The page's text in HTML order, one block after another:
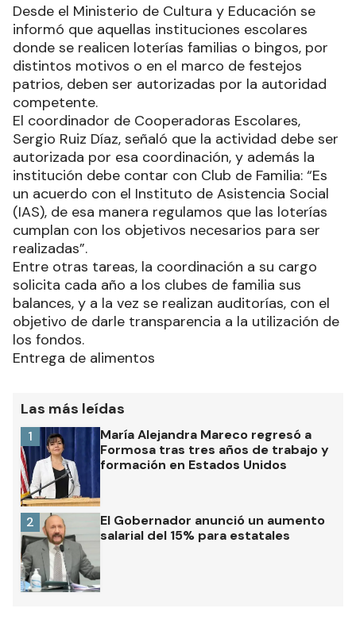
Desde el Ministerio de Cultura y Educación se
informó que aquellas instituciones escolares
donde se realicen loterías familias o bingos, por
distintos motivos o en el marco de festejos
patrios, deben ser autorizadas por la autoridad
competente.
El coordinador de Cooperadoras Escolares,
Sergio Ruiz Díaz, señaló que la actividad debe ser
autorizada por esa coordinación, y además la
institución debe contar con Club de Familia: “Es
un acuerdo con el Instituto de Asistencia Social
(IAS), de esa manera regulamos que las loterías
cumplan con los objetivos necesarios para ser
realizadas”.
Entre otras tareas, la coordinación a su cargo
solicita cada año a los clubes de familia sus
balances, y a la vez se realizan auditorías, con el
objetivo de darle transparencia a la utilización de
los fondos.
Entrega de alimentos
Las más leídas
María Alejandra Mareco regresó a
Formosa tras tres años de trabajo y
formación en Estados Unidos
1
El Gobernador anunció un aumento
salarial del 15% para estatales
2